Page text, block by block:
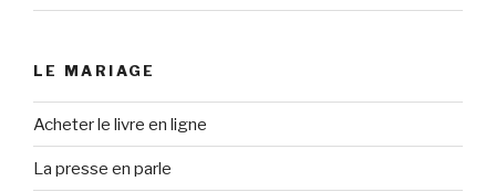
LE MARIAGE
Acheter le livre en ligne
La presse en parle